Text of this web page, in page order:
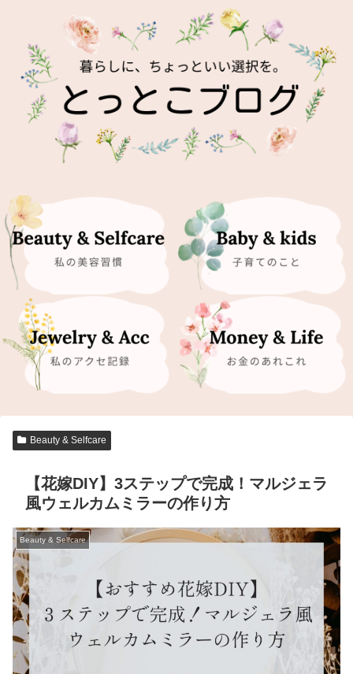
Beauty & Selfcare
【花嫁DIY】3ステップで完成！マルジェラ
風ウェルカムミラーの作り方
Beauty & Selfcare